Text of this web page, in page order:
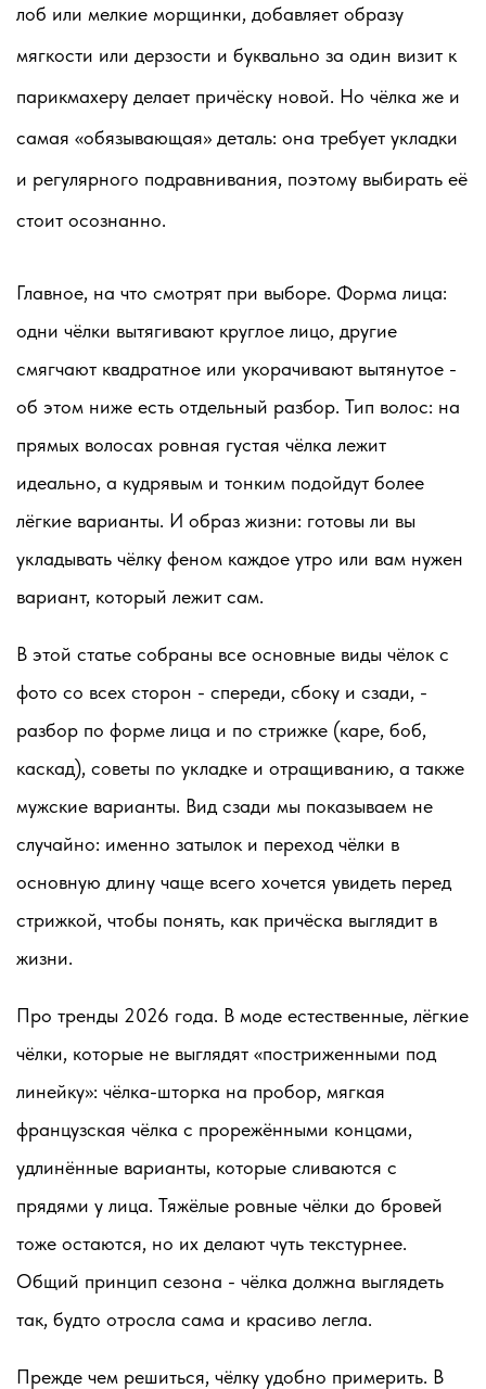
лоб или мелкие морщинки, добавляет образу
мягкости или дерзости и буквально за один визит к
парикмахеру делает причёску новой. Но чёлка же и
самая «обязывающая» деталь: она требует укладки
и регулярного подравнивания, поэтому выбирать её
стоит осознанно.
Главное, на что смотрят при выборе. Форма лица:
одни чёлки вытягивают круглое лицо, другие
смягчают квадратное или укорачивают вытянутое -
об этом ниже есть отдельный разбор. Тип волос: на
прямых волосах ровная густая чёлка лежит
идеально, а кудрявым и тонким подойдут более
лёгкие варианты. И образ жизни: готовы ли вы
укладывать чёлку феном каждое утро или вам нужен
вариант, который лежит сам.
В этой статье собраны все основные виды чёлок с
фото со всех сторон - спереди, сбоку и сзади, -
разбор по форме лица и по стрижке (каре, боб,
каскад), советы по укладке и отращиванию, а также
мужские варианты. Вид сзади мы показываем не
случайно: именно затылок и переход чёлки в
основную длину чаще всего хочется увидеть перед
стрижкой, чтобы понять, как причёска выглядит в
жизни.
Про тренды 2026 года. В моде естественные, лёгкие
чёлки, которые не выглядят «постриженными под
линейку»: чёлка-шторка на пробор, мягкая
французская чёлка с прорежёнными концами,
удлинённые варианты, которые сливаются с
прядями у лица. Тяжёлые ровные чёлки до бровей
тоже остаются, но их делают чуть текстурнее.
Общий принцип сезона - чёлка должна выглядеть
так, будто отросла сама и красиво легла.
Прежде чем решиться, чёлку удобно примерить. В